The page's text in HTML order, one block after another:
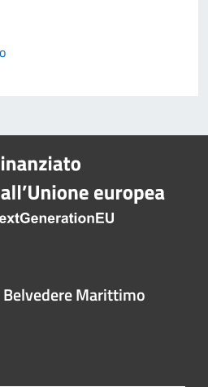
Belvedere Marittimo